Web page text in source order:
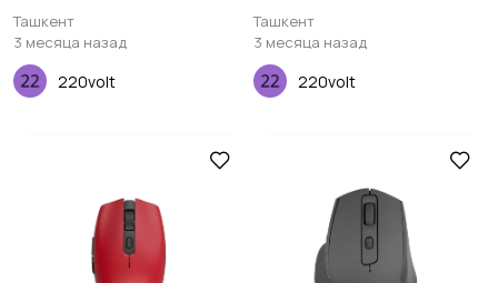
Ташкент
3 месяца назад
220volt
Ташкент
3 месяца назад
220volt